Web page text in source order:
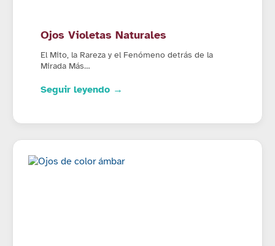
Ojos Violetas Naturales
El Mito, la Rareza y el Fenómeno detrás de la
Mirada Más…
Seguir leyendo →